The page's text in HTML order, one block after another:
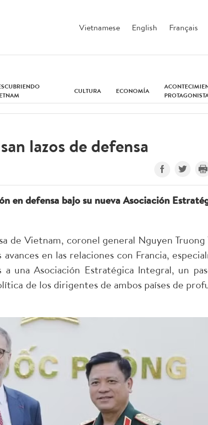
Vietnamese English Français
CULTURA ECONOMÍA
lazos de defensa
en defensa bajo su nueva Asociación
de Vietnam, coronel general Nguyen Truong
en las relaciones con Francia,
una Asociación Estratégica Integral, un
de los dirigentes de ambos países de